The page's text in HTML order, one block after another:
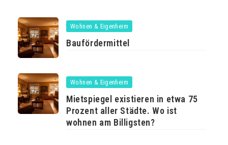
Wohnen & Eigenheim
Baufördermittel
Wohnen & Eigenheim
Mietspiegel existieren in etwa 75
Prozent aller Städte. Wo ist
wohnen am Billigsten?